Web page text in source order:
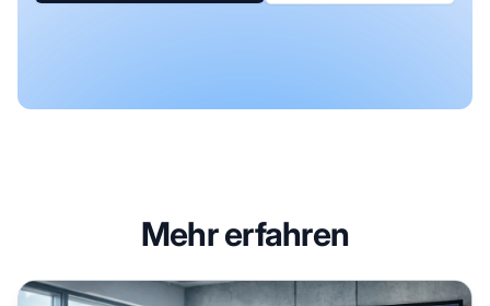
Mehr erfahren
Wesentliche Strategien zum Schutz Ihres Unternehmens &